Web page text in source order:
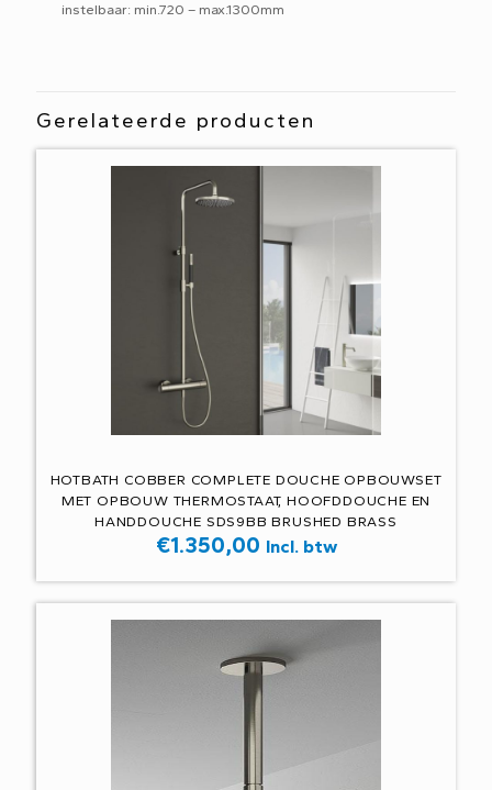
instelbaar: min.720 – max.1300mm
Gerelateerde producten
HOTBATH COBBER COMPLETE DOUCHE OPBOUWSET
MET OPBOUW THERMOSTAAT, HOOFDDOUCHE EN
HANDDOUCHE SDS9BB BRUSHED BRASS
€1.350,00 Incl. btw